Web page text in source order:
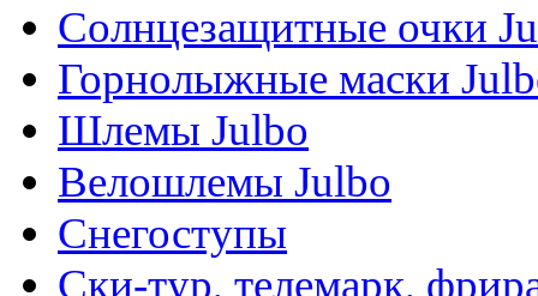
Солнцезащитные очки
Горнолыжные маски
Шлемы Julbo
Велошлемы Julbo
Снегоступы
Ски-тур, телемарк,